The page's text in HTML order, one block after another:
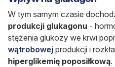
W tym samym czasie
produkcji glukagonu -
stężenia glukozy we krwi
wątrobowej produkcji i
hiperglikemię poposiłkową.